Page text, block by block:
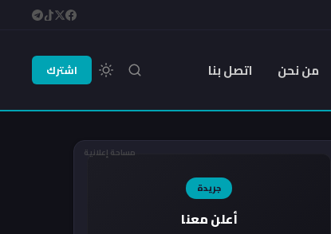
من نحن اتصل بنا اشترك
مساحة إعلانية
جريدة
أعلن معنا